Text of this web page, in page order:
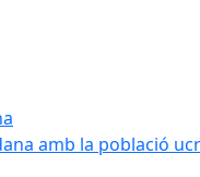
amb la població